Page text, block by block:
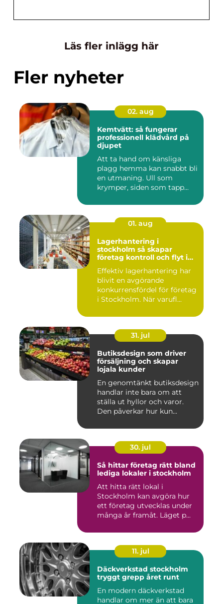
Läs fler inlägg här
Fler nyheter
02. aug
Kemtvätt: så fungerar
professionell klädvård på
djupet
Att ta hand om känsliga
plagg hemma kan snabbt bli
en utmaning. Ull som
krymper, siden som tapp...
01. aug
Lagerhantering i
stockholm så skapar
företag kontroll och flyt i
Effektiv lagerhantering har
blivit en avgörande
konkurrensfördel för företag
i Stockholm. När varufl...
31. jul
Butiksdesign som driver
försäljning och skapar
lojala kunder
En genomtänkt butiksdesign
handlar inte bara om att
ställa ut hyllor och varor.
Den påverkar hur kun...
30. jul
Så hittar företag rätt bland
lediga lokaler i stockholm
Att hitta rätt lokal i
Stockholm kan avgöra hur
ett företag utvecklas under
många år framåt. Läget p...
11. jul
Däckverkstad stockholm
tryggt grepp året runt
En modern däckverkstad
handlar om mer än att bara